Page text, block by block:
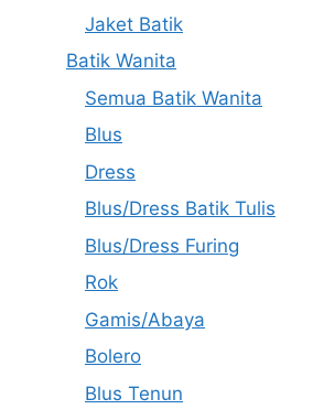
Jaket Batik
Batik Wanita
Semua Batik Wanita
Blus
Dress
Blus/Dress Batik Tulis
Blus/Dress Furing
Rok
Gamis/Abaya
Bolero
Blus Tenun